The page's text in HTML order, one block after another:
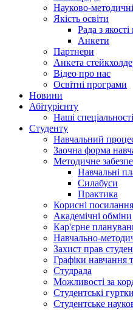
Науково-
Якість освіти
Рада з
Анкети
Партнери
Анкета
Відео про нас
Освітні програми
Hовини
Абітурієнту
Наші спеціальності
Студенту
Навчальний
Заочна форма
Методичне
Навчальні
Силабуси
Практика
Корисні
Академічні обміни
Кар'єрне
Навчально-
Захист прав
Графіки навчання
Студрада
Можливості за
Студентські гуртки
Студентське